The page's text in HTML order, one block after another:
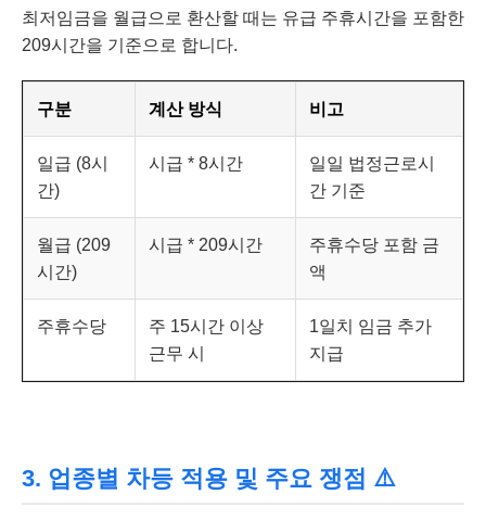
최저임금을 월급으로 환산할 때는 유급 주휴시간을 포함한
209시간을 기준으로 합니다.
구분 계산 방식 비고
일급 (8시
간)
시급 * 8시간
일일 법정근로시
간 기준
월급 (209
시간)
시급 * 209시간
주휴수당 포함 금
액
주휴수당
주 15시간 이상
근무 시
1일치 임금 추가
지급
3. 업종별 차등 적용 및 주요 쟁점 ⚠️